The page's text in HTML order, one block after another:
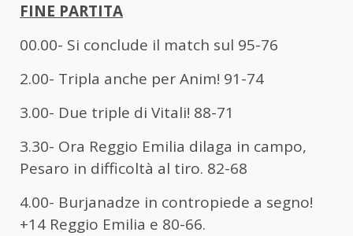
FINE PARTITA
00.00- Si conclude il match sul 95-76
2.00- Tripla anche per Anim! 91-74
3.00- Due triple di Vitali! 88-71
3.30- Ora Reggio Emilia dilaga in campo,
Pesaro in difficoltà al tiro. 82-68
4.00- Burjanadze in contropiede a segno!
+14 Reggio Emilia e 80-66.